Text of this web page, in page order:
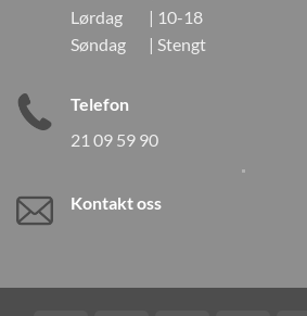
Lørdag | 10-18
Søndag | Stengt
Telefon
21 09 59 90
Kontakt oss